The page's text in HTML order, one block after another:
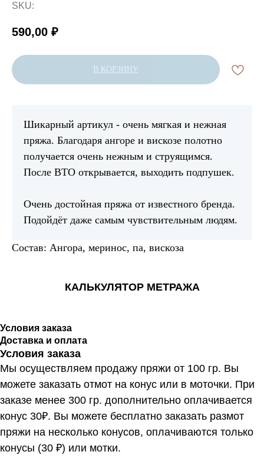
SKU:
590,00 ₽
В КОРЗИНУ
Шикарный артикул - очень мягкая и нежная
пряжа. Благодаря ангоре и вискозе полотно
получается очень нежным и струящимся.
После ВТО открывается, выходить подпушек.
Очень достойная пряжа от известного бренда.
Подойдёт даже самым чувствительным людям.
Состав: Ангора, меринос, па, вискоза
КАЛЬКУЛЯТОР МЕТРАЖА
Условия заказа
Доставка и оплата
Условия заказа
Мы осуществляем продажу пряжи от 100 гр. Вы
можете заказать отмот на конус или в моточки. При
заказе менее 300 гр. дополнительно оплачивается
конус 30₽. Вы можете бесплатно заказать размот
пряжи на несколько конусов, оплачиваются только
конусы (30 ₽) или мотки.